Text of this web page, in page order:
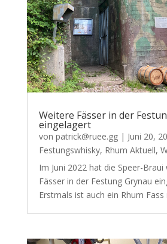
Weitere Fässer in der
eingelagert
von patrick@ruee.gg| Juni 20,
Festungswhisky, Rhum Aktuell,
Im Juni 2022 hat die Speer-
Fässer in der Festung Grynau
Erstmals ist auch ein Rhum